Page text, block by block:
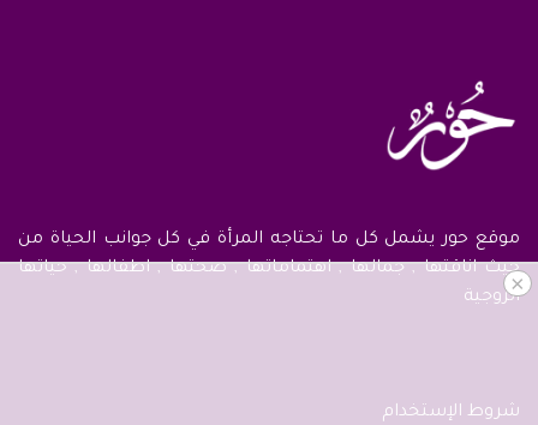
×
موقع حور يشمل كل ما تحتاجه المرأة في كل جوانب الحياة من
حيث اناقتها , جمالها , اهتماماتها , صحتها , اطفالها , حياتها
الزوجية
شروط الإستخدام